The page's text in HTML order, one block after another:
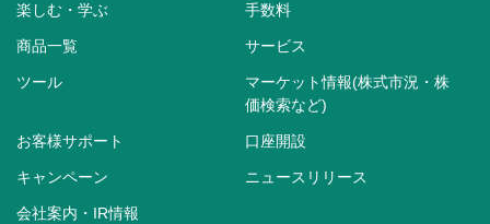
楽しむ・学ぶ 手数料
商品一覧 サービス
ツール
マーケット情報(株式市況・株
価検索など)
お客様サポート 口座開設
キャンペーン ニュースリリース
会社案内・IR情報